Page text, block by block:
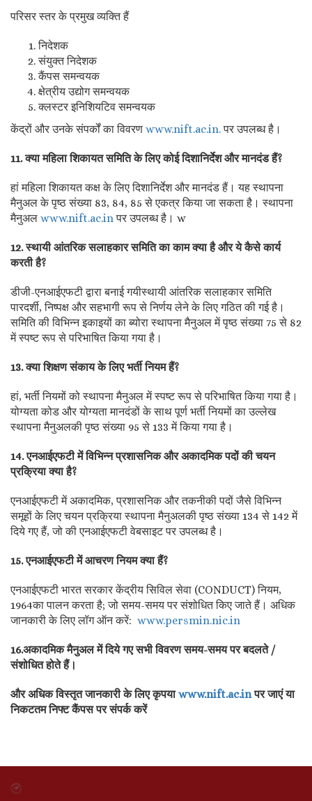
परिसर स्तर के प्रमुख व्यक्ति हैं
निदेशक
संयुक्त निदेशक
कैंपस समन्वयक
क्षेत्रीय उद्योग समन्वयक
क्लस्टर इनिशियटिव समन्वयक
केंद्रों और उनके संपर्कों का विवरण www.nift.ac.in.पर उपलब्ध है।
11. क्या महिला शिकायत समिति के लिए कोई दिशानिर्देश और मानदंड हैं?
हां महिला शिकायत कक्ष के लिए दिशानिर्देश और मानदंड हैं। यह स्थापना
मैनुअल के पृष्ठ संख्या 83, 84, 85 से एकत्र किया जा सकता है। स्थापना
मैनुअल www.nift.ac.inपर उपलब्ध है। w
12. स्थायी आंतरिक सलाहकार समिति का काम क्या है और ये कैसे कार्य
करती है?
डीजी-एनआईएफटी द्वारा बनाई गयीस्थायी आंतरिक सलाहकार समिति
पारदर्शी, निष्पक्ष और सहभागी रूप से निर्णय लेने के लिए गठित की गई है।
समिति की विभिन्न इकाइयों का ब्योरा स्थापना मैनुअल में पृष्ठ संख्या 75 से 82
में स्पष्ट रूप से परिभाषित किया गया है।
13. क्या शिक्षण संकाय के लिए भर्ती नियम हैं?
हां, भर्ती नियमों को स्थापना मैनुअल में स्पष्ट रूप से परिभाषित किया गया है।
योग्यता कोड और योग्यता मानदंडों के साथ पूर्ण भर्ती नियमों का उल्लेख
स्थापना मैनुअलकी पृष्ठ संख्या 95 से 133 में किया गया है।
14. एनआईएफटी में विभिन्न प्रशासनिक और अकादमिक पदों की चयन
प्रक्रिया क्या है?
एनआईएफटी में अकादमिक, प्रशासनिक और तकनीकी पदों जैसे विभिन्न
समूहों के लिए चयन प्रक्रिया स्थापना मैनुअलकी पृष्ठ संख्या 134 से 142 में
दिये गए हैं, जो की एनआईएफटी वेबसाइट पर उपलब्ध है।
15. एनआईएफटी में आचरण नियम क्या हैं?
एनआईएफटी भारत सरकार केंद्रीय सिविल सेवा (CONDUCT) नियम,
1964का पालन करता है; जो समय-समय पर संशोधित किए जाते हैं। अधिक
जानकारी के लिए लॉग ऑन करें: www.persmin.nic.in
16.अकादमिक मैनुअल में दिये गए सभी विवरण समय-समय पर बदलते /
संशोधित होते हैं।
और अधिक विस्तृत जानकारी के लिए कृपयाwww.nift.ac.inपर जाएं या
निकटतम निफ्ट कैंपस पर संपर्क करें